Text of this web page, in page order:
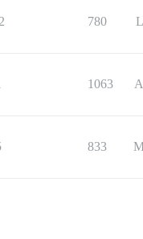
780
1063
833